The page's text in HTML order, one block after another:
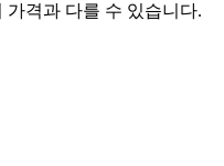
격과 다를 수 있습니다.